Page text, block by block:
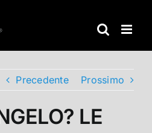
Precedente Prossimo
LE